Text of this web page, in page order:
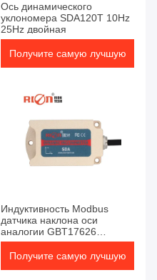
Ось динамического
уклономера SDA120T 10Hz
25Hz двойная
Получите самую лучшую
Индуктивность Modbus
датчика наклона оси
аналогии GBT17626
магнитная одиночная
Получите самую лучшую